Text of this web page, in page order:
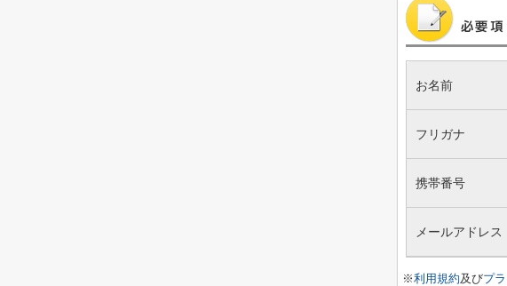
お名前
フリガナ
携帯番号
メールアドレス
※利用規約及びプ